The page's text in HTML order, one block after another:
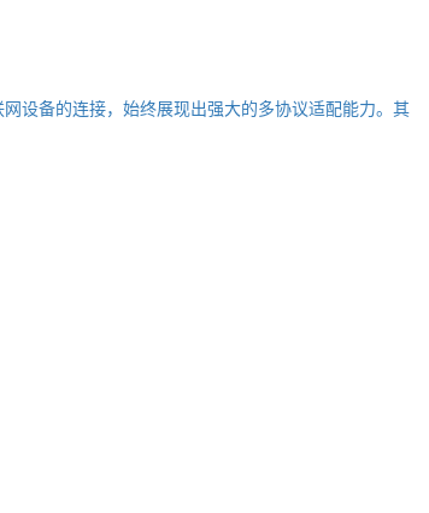
设备的连接，始终展现出强大的多协议适配能力。其